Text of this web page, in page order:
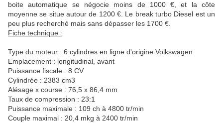
boite automatique se négocie moins de 1000 €, et la côte
moyenne se situe autour de 1200 €. Le break turbo Diesel est un
peu plus recherché mais sans dépasser les 1700 €.
Fiche technique :
Type du moteur : 6 cylindres en ligne d'origine Volkswagen
Emplacement : longitudinal, avant
Puissance fiscale : 8 CV
Cylindrée : 2383 cm3
Alésage x course : 76,5 x 86,4 mm
Taux de compression : 23:1
Puissance maximale : 109 ch à 4800 tr/min
Couple maximal : 20,4 mkg à 2400 tr/min